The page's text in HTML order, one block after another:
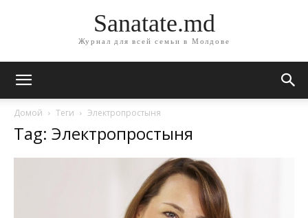
Sanatate.md
Журнал для всей семьи в Молдове
Домой Теги Электропростыня
Tag: Электропростыня